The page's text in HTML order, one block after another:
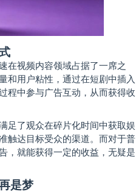
在视频内容领域占据了一席之
和用户粘性，通过在短剧中插入
程中参与广告互动，从而获得收
足了观众在碎片化时间中获取娱
触达目标受众的渠道。而对于普
，就能获得一定的收益，无疑是
是梦